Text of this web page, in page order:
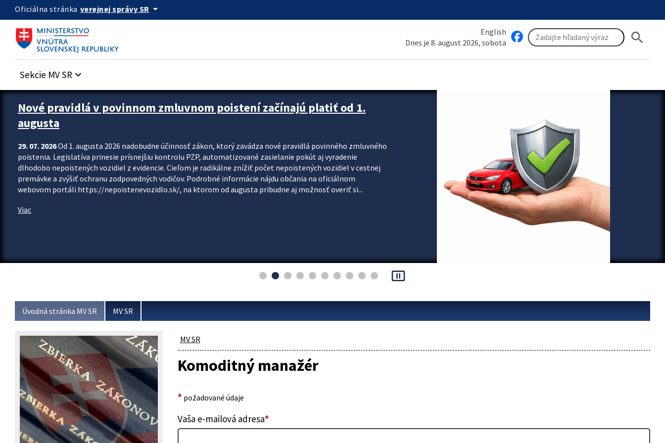
Preskocit na hlavný obsah
Oficiálna stránka verejnej správy SR arrow_drop_down
English
Dnes je 8. august 2026, sobota
search
Sekcie MV SR keyboard_arrow_down
Zastavit automatický posun upútavok
Nové pravidlá v povinnom zmluvnom poistení začínajú platiť od 1.
augusta
29. 07. 2026Od 1. augusta 2026 nadobudne účinnosť zákon, ktorý zavádza nové pravidlá povinného zmluvného
poistenia. Legislatíva prinesie prísnejšiu kontrolu PZP, automatizované zasielanie pokút aj vyradenie
dlhodobo nepoistených vozidiel z evidencie. Cieľom je radikálne znížiť počet nepoistených vozidiel v cestnej
premávke a zvýšiť ochranu zodpovedných vodičov. Podrobné informácie nájdu občania na oficiálnom
webovom portáli https://nepoistenevozidlo.sk/, na ktorom od augusta pribudne aj možnosť overiť si...
Viac
pause_presentation
Úvodná stránka MV SR MV SR
MV SR
Komoditný manažér
* požadované údaje
Vaša e-mailová adresa*